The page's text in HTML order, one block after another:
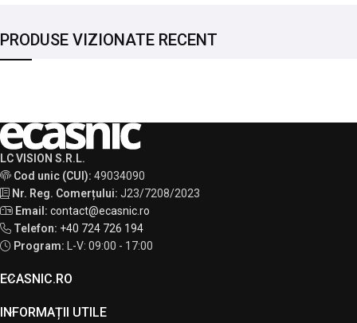
PRODUSE VIZIONATE RECENT
LC VISION S.R.L.
Cod unic (CUI): 49034090
Nr. Reg. Comerțului: J23/7208/2023
Email: contact@ecasnic.ro
Telefon: +40 724 726 194
Program:
L-V: 09:00 - 17:00
ECASNIC.RO
INFORMAȚII UTILE